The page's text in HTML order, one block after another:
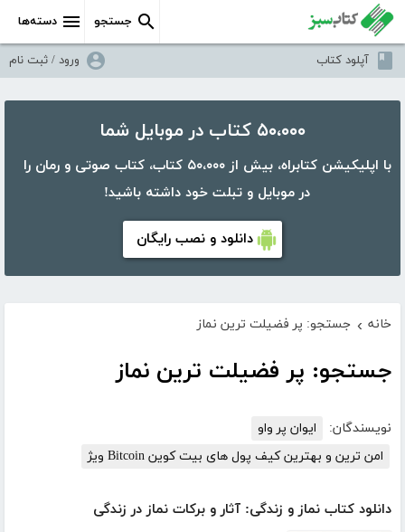
دسته‌ها جستجو
آپلود کتاب ورود / ثبت نام
۵۰،۰۰۰ کتاب در موبایل شما
با اپلیکیشن کتابراه، بیش از ۵۰،۰۰۰ کتاب، کتاب صوتی و رمان را
در موبایل و تبلت خود داشته باشید!
دانلود و نصب رایگان
خانه › جستجو: پر فضیلت ترین نماز
جستجو: پر فضیلت ترین نماز
نویسندگان:
ایوان پر واو
امن ترین و بهترین کیف پول های بیت کوین Bitcoin ویژ
دانلود کتاب نماز و زندگی: آثار و برکات نماز در زندگی